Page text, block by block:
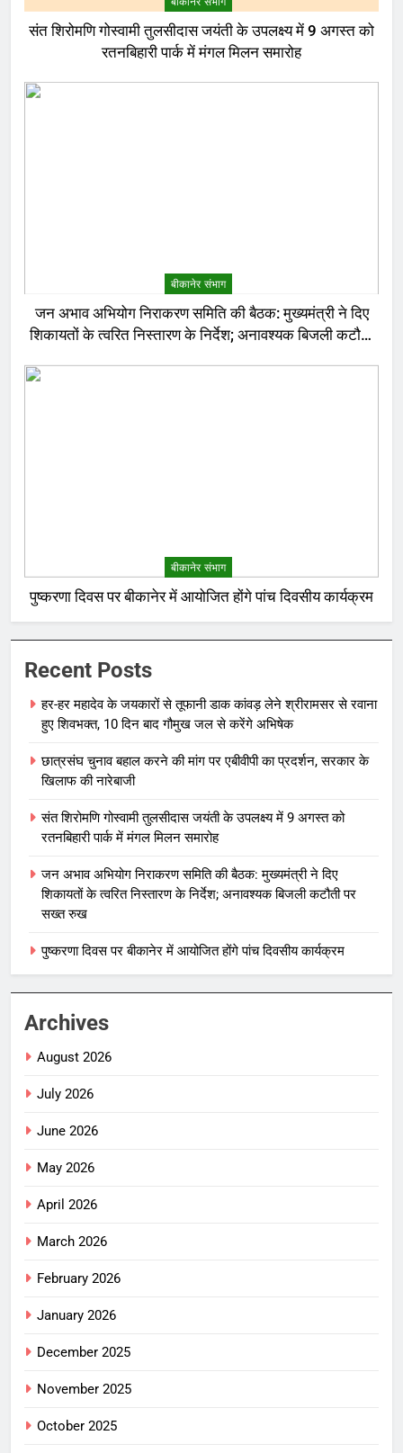
संत शिरोमणि गोस्वामी तुलसीदास जयंती के उपलक्ष्य में 9 अगस्त को
रतनबिहारी पार्क में मंगल मिलन समारोह
बीकानेर संभाग
जन अभाव अभियोग निराकरण समिति की बैठक: मुख्यमंत्री ने दिए
शिकायतों के त्वरित निस्तारण के निर्देश; अनावश्यक बिजली कटौती
बीकानेर संभाग
पुष्करणा दिवस पर बीकानेर में आयोजित होंगे पांच दिवसीय कार्यक्रम
Recent Posts
हर-हर महादेव के जयकारों से तूफानी डाक कांवड़ लेने श्रीरामसर से रवाना
हुए शिवभक्त, 10 दिन बाद गौमुख जल से करेंगे अभिषेक
छात्रसंघ चुनाव बहाल करने की मांग पर एबीवीपी का प्रदर्शन, सरकार के
खिलाफ की नारेबाजी
संत शिरोमणि गोस्वामी तुलसीदास जयंती के उपलक्ष्य में 9 अगस्त को
रतनबिहारी पार्क में मंगल मिलन समारोह
जन अभाव अभियोग निराकरण समिति की बैठक: मुख्यमंत्री ने दिए
शिकायतों के त्वरित निस्तारण के निर्देश; अनावश्यक बिजली कटौती पर
सख्त रुख
पुष्करणा दिवस पर बीकानेर में आयोजित होंगे पांच दिवसीय कार्यक्रम
Archives
August 2026
July 2026
June 2026
May 2026
April 2026
March 2026
February 2026
January 2026
December 2025
November 2025
October 2025